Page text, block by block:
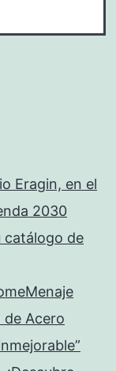
Eragin, en el
2030
catálogo de
de Acero